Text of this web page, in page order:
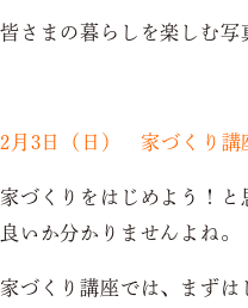
皆さまの暮らしを楽しむ写
2月3日（日） 家づくり
家づくりをはじめよう！
良いか分かりませんよね。
家づくり講座では、まずは